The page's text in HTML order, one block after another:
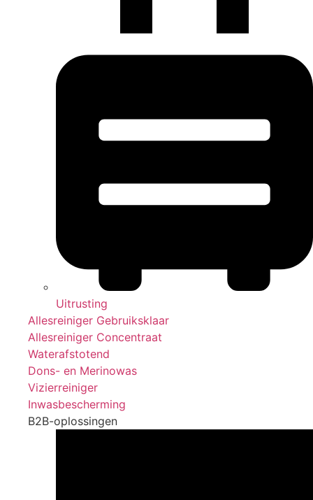
Uitrusting
Allesreiniger Gebruiksklaar
Allesreiniger Concentraat
Waterafstotend
Dons- en Merinowas
Vizierreiniger
Inwasbescherming
B2B-oplossingen